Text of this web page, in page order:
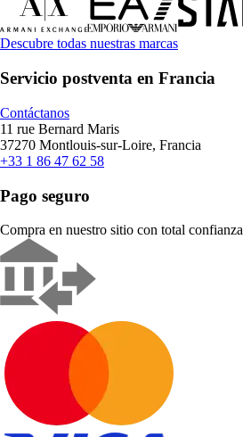
Descubre todas nuestras marcas
Servicio postventa en Francia
Contáctanos
11 rue Bernard Maris
37270 Montlouis-sur-Loire, Francia
+33 1 86 47 62 58
Pago seguro
Compra en nuestro sitio con total confianza